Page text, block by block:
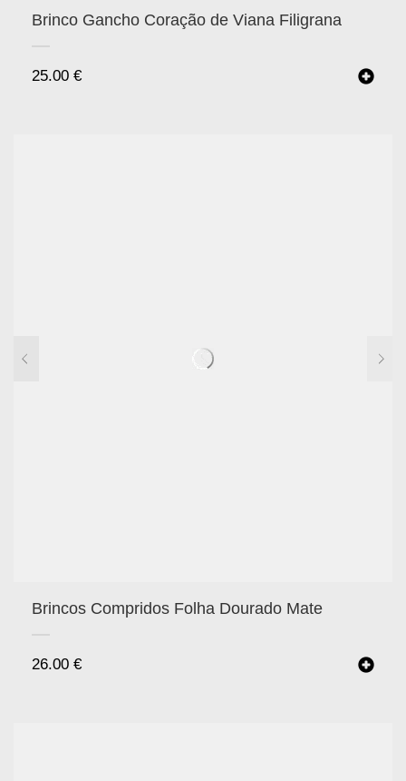
Brinco Gancho Coração de Viana Filigrana
25.00 €
Brincos Compridos Folha Dourado Mate
26.00 €